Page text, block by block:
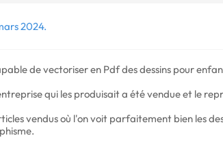
2024.
de vectoriser en Pdf des dessins pour
qui les produisait a été vendue et le
vendus où l'on voit parfaitement bien les